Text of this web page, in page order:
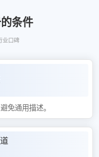
条件
业口碑
免通用描述。